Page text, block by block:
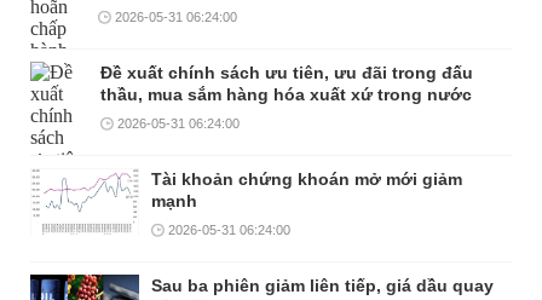
2026-05-31 06:24:00
Đề xuất chính sách ưu tiên, ưu đãi trong đấu
thầu, mua sắm hàng hóa xuất xứ trong nước
2026-05-31 06:24:00
Tài khoản chứng khoán mở mới giảm
mạnh
2026-05-31 06:24:00
Sau ba phiên giảm liên tiếp, giá dầu quay